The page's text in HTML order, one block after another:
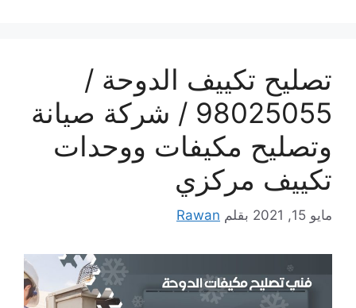
تصليح تكييف الدوحة /
98025055 / شركة صيانة
وتصليح مكيفات ووحدات
تكييف مركزي
مايو 15, 2021 بقلم Rawan